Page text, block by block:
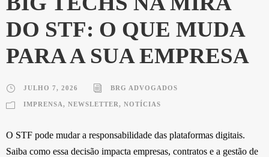
DO STF: O QUE MUDA
PARA A SUA EMPRESA
JULHO 7, 2026 BRG ADVOGADOS
IMPRENSA, NEWSLETTER, NOTÍCIAS
O STF pode mudar a responsabilidade das plataformas digitais.
Saiba como essa decisão impacta empresas, contratos e a gestão de